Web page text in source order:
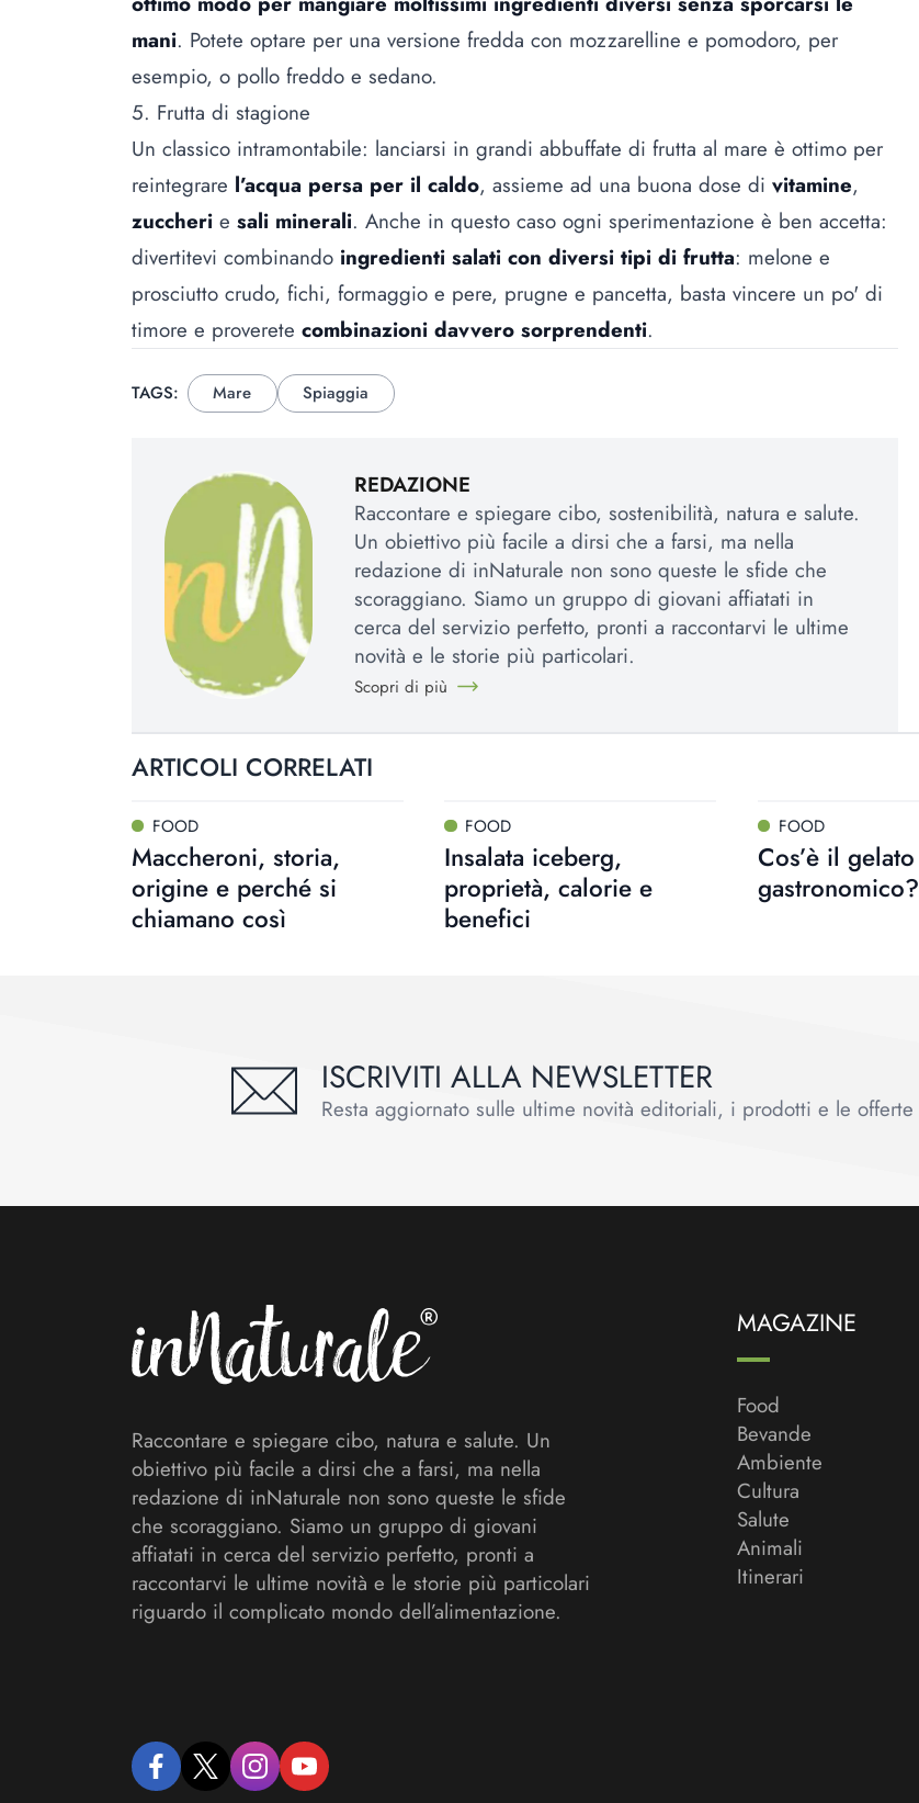
mani. Potete optare per una versione fredda con mozzarelline e pomodoro, per
esempio, o pollo freddo e sedano.
5. Frutta di stagione
Un classico intramontabile: lanciarsi in grandi abbuffate di frutta al mare è ottimo per
reintegrare l’acqua persa per il caldo, assieme ad una buona dose di vitamine,
zuccheri e sali minerali. Anche in questo caso ogni sperimentazione è ben accetta:
divertitevi combinando ingredienti salati con diversi tipi di frutta: melone e
prosciutto crudo, fichi, formaggio e pere, prugne e pancetta, basta vincere un po' di
timore e proverete combinazioni davvero sorprendenti.
TAGS: Mare Spiaggia
REDAZIONE
Raccontare e spiegare cibo, sostenibilità, natura e salute.
Un obiettivo più facile a dirsi che a farsi, ma nella
redazione di inNaturale non sono queste le sfide che
scoraggiano. Siamo un gruppo di giovani affiatati in
cerca del servizio perfetto, pronti a raccontarvi le ultime
novità e le storie più particolari.
Scopri di più
ARTICOLI CORRELATI
FOOD
Maccheroni, storia,
origine e perché si
chiamano così
FOOD
Insalata iceberg,
proprietà, calorie e
benefici
FOOD
Cos’è il gelato
gastronomico?
ISCRIVITI ALLA NEWSLETTER
Resta aggiornato sulle ultime novità editoriali, i prodotti e le offerte
Raccontare e spiegare cibo, natura e salute. Un
obiettivo più facile a dirsi che a farsi, ma nella
redazione di inNaturale non sono queste le sfide
che scoraggiano. Siamo un gruppo di giovani
affiatati in cerca del servizio perfetto, pronti a
raccontarvi le ultime novità e le storie più particolari
riguardo il complicato mondo dell’alimentazione.
facebooktwitter instagramyoutube
MAGAZINE
Food
Bevande
Ambiente
Cultura
Salute
Animali
Itinerari